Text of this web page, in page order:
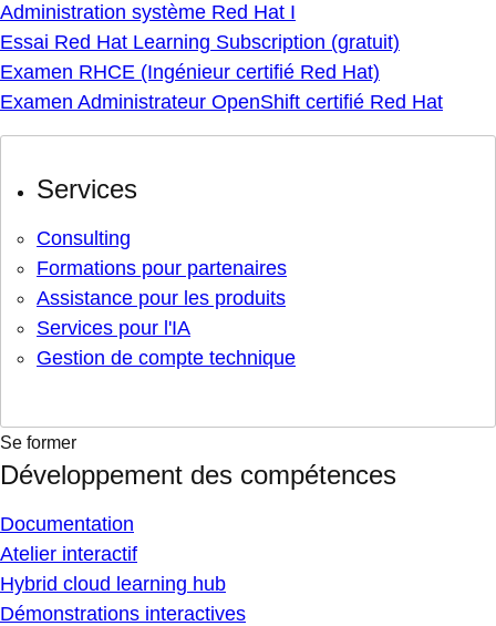
Administration système Red Hat I
Essai Red Hat Learning Subscription (gratuit)
Examen RHCE (Ingénieur certifié Red Hat)
Examen Administrateur OpenShift certifié Red Hat
Services
Consulting
Formations pour partenaires
Assistance pour les produits
Services pour l'IA
Gestion de compte technique
Se former
Développement des compétences
Documentation
Atelier interactif
Hybrid cloud learning hub
Démonstrations interactives